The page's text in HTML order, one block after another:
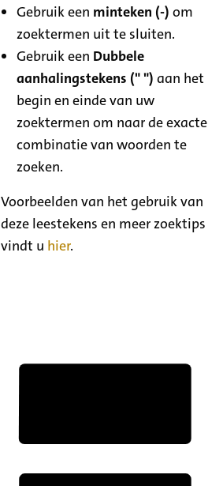
Gebruik een minteken (-) om
zoektermen uit te sluiten.
Gebruik een Dubbele
aanhalingstekens (" ") aan het
begin en einde van uw
zoektermen om naar de exacte
combinatie van woorden te
zoeken.
Voorbeelden van het gebruik van
deze leestekens en meer zoektips
vindt u hier.